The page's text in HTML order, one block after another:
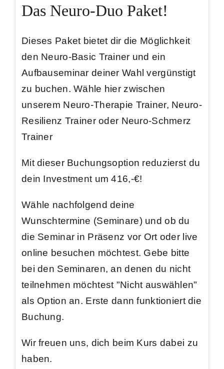
Das Neuro-Duo Paket!
Dieses Paket bietet dir die Möglichkeit
den Neuro-Basic Trainer und ein
Aufbauseminar deiner Wahl vergünstigt
zu buchen. Wähle hier zwischen
unserem Neuro-Therapie Trainer, Neuro-
Resilienz Trainer oder Neuro-Schmerz
Trainer
Mit dieser Buchungsoption reduzierst du
dein Investment um 416,-€!
Wähle nachfolgend deine
Wunschtermine (Seminare) und ob du
die Seminar in Präsenz vor Ort oder live
online besuchen möchtest. Gebe bitte
bei den Seminaren, an denen du nicht
teilnehmen möchtest "Nicht auswählen"
als Option an. Erste dann funktioniert die
Buchung.
Wir freuen uns, dich beim Kurs dabei zu
haben.